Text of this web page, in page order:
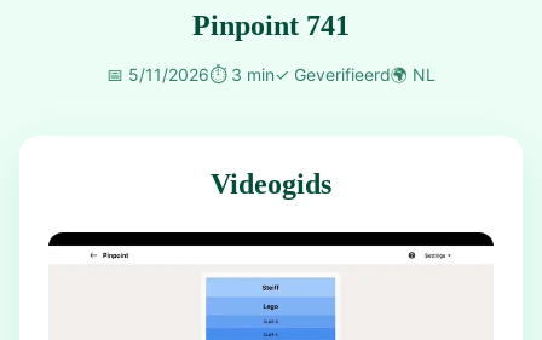
Pinpoint 741
📅 5/11/2026⏱️ 3 min✓ Geverifieerd🌍 NL
Videogids